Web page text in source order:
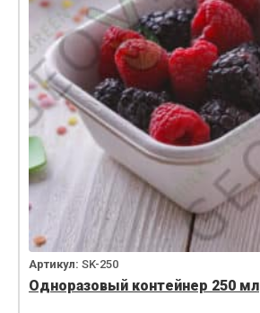
Артикул: SK-250
Одноразовый контейнер 250 мл